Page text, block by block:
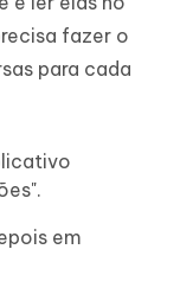
fazer o
para cada
em